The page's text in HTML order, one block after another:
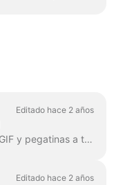
Editado hace 2 años
En Wave.video, puedes añadir GIF y pegatinas a tus vídeos. De este modo, puedes hacerlos más atractivos, personalizados y atrayentes para tu audiencia. P...
Editado hace 2 años